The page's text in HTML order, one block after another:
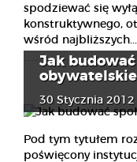
spodziewać się
konstruktywnego,
wśród najbliższych...
Jak
30 Stycznia 2012
Pod tym tytułem
poświęcony